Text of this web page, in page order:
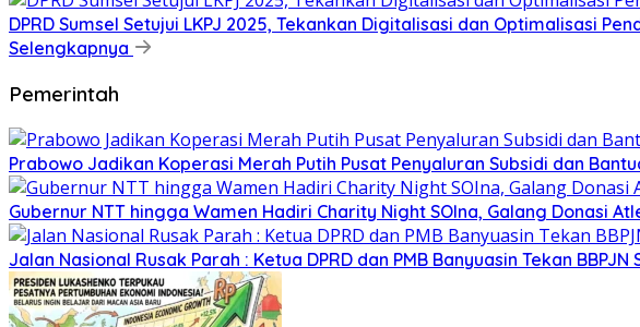
DPRD Sumsel Setujui LKPJ 2025, Tekankan Digitalisasi dan Optimalisasi
Selengkapnya
Pemerintah
Prabowo Jadikan Koperasi Merah Putih Pusat Penyaluran Subsidi dan
Gubernur NTT hingga Wamen Hadiri Charity Night SOIna, Galang Donasi
Jalan Nasional Rusak Parah : Ketua DPRD dan PMB Banyuasin Tekan BBPJN